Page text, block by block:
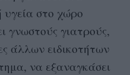
υγεία στο χώρο
γνωστούς γιατρούς,
άλλων ειδικοτήτων
να εξαναγκάσει